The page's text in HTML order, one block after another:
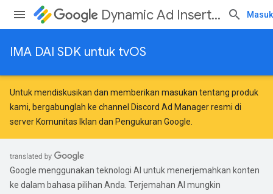
Dynamic Ad Insertion Masuk
IMA DAI SDK untuk tvOS
Untuk mendiskusikan dan memberikan masukan tentang produk
kami, bergabunglah ke channel Discord Ad Manager resmi di
server Komunitas Iklan dan Pengukuran Google
Google menggunakan teknologi AI untuk menerjemahkan konten
ke dalam bahasa pilihan Anda. Terjemahan AI mungkin